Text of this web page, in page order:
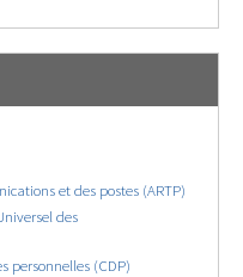
et des postes (ARTP)
des
personnelles (CDP)